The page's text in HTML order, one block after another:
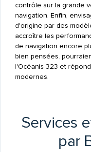
contrôle sur la grande
navigation. Enfin,
d'origine par des
accroître les
de navigation encore
bien pensées,
l'Océanis 323 et
modernes.
Services
par